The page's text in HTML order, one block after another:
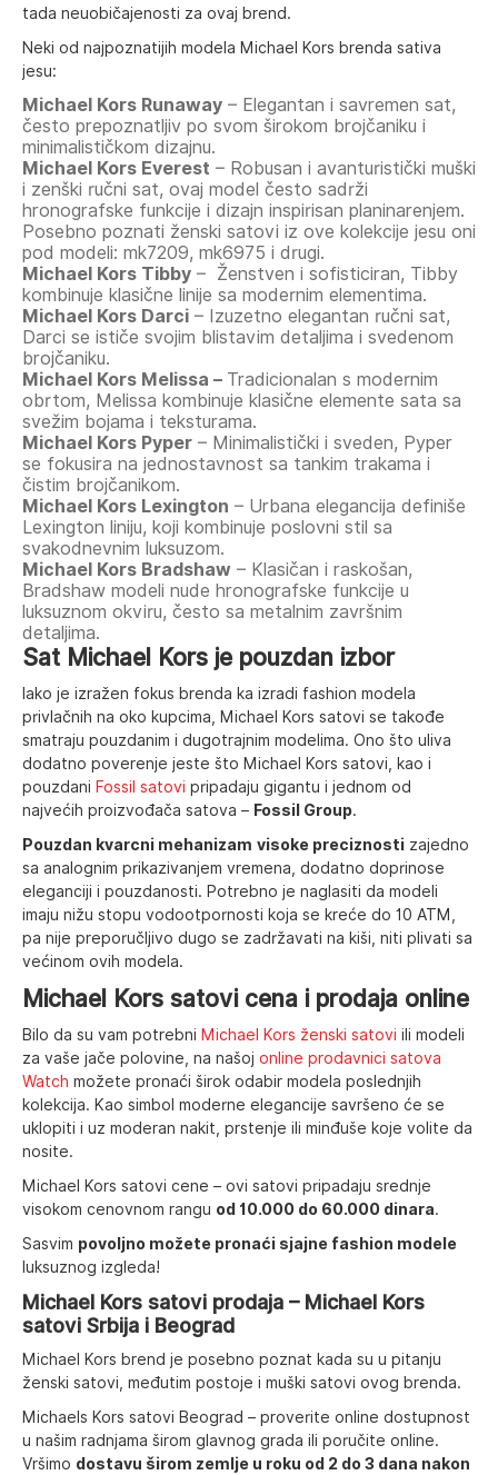
tada neuobičajenosti za ovaj brend.
Neki od najpoznatijih modela Michael Kors brenda sativa
jesu:
Michael Kors Runaway – Elegantan i savremen sat,
često prepoznatljiv po svom širokom brojčaniku i
minimalističkom dizajnu.
Michael Kors Everest – Robusan i avanturistički muški
i zenški ručni sat, ovaj model često sadrži
hronografske funkcije i dizajn inspirisan planinarenjem.
Posebno poznati ženski satovi iz ove kolekcije jesu oni
pod modeli: mk7209, mk6975 i drugi.
Michael Kors Tibby – Ženstven i sofisticiran, Tibby
kombinuje klasične linije sa modernim elementima.
Michael Kors Darci – Izuzetno elegantan ručni sat,
Darci se ističe svojim blistavim detaljima i svedenom
brojčaniku.
Michael Kors Melissa – Tradicionalan s modernim
obrtom, Melissa kombinuje klasične elemente sata sa
svežim bojama i teksturama.
Michael Kors Pyper – Minimalistički i sveden, Pyper
se fokusira na jednostavnost sa tankim trakama i
čistim brojčanikom.
Michael Kors Lexington – Urbana elegancija definiše
Lexington liniju, koji kombinuje poslovni stil sa
svakodnevnim luksuzom.
Michael Kors Bradshaw – Klasičan i raskošan,
Bradshaw modeli nude hronografske funkcije u
luksuznom okviru, često sa metalnim završnim
detaljima.
Sat Michael Kors je pouzdan izbor
Iako je izražen fokus brenda ka izradi fashion modela
privlačnih na oko kupcima, Michael Kors satovi se takođe
smatraju pouzdanim i dugotrajnim modelima. Ono što uliva
dodatno poverenje jeste što Michael Kors satovi, kao i
pouzdani Fossil satovi pripadaju gigantu i jednom od
najvećih proizvođača satova – Fossil Group.
Pouzdan kvarcni mehanizam visoke preciznosti zajedno
sa analognim prikazivanjem vremena, dodatno doprinose
eleganciji i pouzdanosti. Potrebno je naglasiti da modeli
imaju nižu stopu vodootpornosti koja se kreće do 10 ATM,
pa nije preporučljivo dugo se zadržavati na kiši, niti plivati sa
većinom ovih modela.
Michael Kors satovi cena i prodaja online
Bilo da su vam potrebni Michael Kors ženski satovi ili modeli
za vaše jače polovine, na našoj online prodavnici satova
Watch možete pronaći širok odabir modela poslednjih
kolekcija. Kao simbol moderne elegancije savršeno će se
uklopiti i uz moderan nakit, prstenje ili minđuše koje volite da
nosite.
Michael Kors satovi cene – ovi satovi pripadaju srednje
visokom cenovnom rangu od 10.000 do 60.000 dinara.
Sasvim povoljno možete pronaći sjajne fashion modele
luksuznog izgleda!
Michael Kors satovi prodaja – Michael Kors
satovi Srbija i Beograd
Michael Kors brend je posebno poznat kada su u pitanju
ženski satovi, međutim postoje i muški satovi ovog brenda.
Michaels Kors satovi Beograd – proverite online dostupnost
u našim radnjama širom glavnog grada ili poručite online.
Vršimo dostavu širom zemlje u roku od 2 do 3 dana nakon